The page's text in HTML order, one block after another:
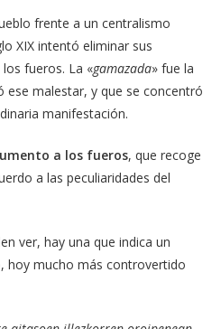
frente a un centralismo
XIX intentó eliminar sus
fueros. La «gamazada» fue la
malestar, y que se concentró
manifestación.
a los fueros, que recoge
a las peculiaridades del
ver, hay una que indica un
hoy mucho más controvertido